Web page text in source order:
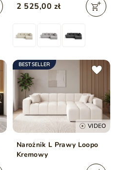
Antracytowy
2 525,00 zł
BESTSELLER
VIDEO
Narożnik L Prawy Loopo
Kremowy